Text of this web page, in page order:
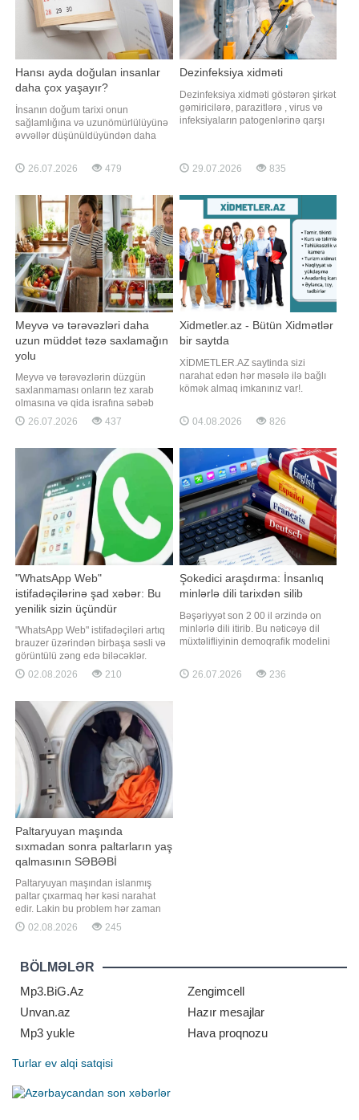
Hansı ayda doğulan insanlar
daha çox yaşayır?
İnsanın doğum tarixi onun
sağlamlığına və uzunömürlülüyünə
əvvəllər düşünüldüyündən daha
müəyyən dövründə doğulan
insanların unikal statistik
ediblər, belə ki, onların 105 yaşa
qədər yaşama ehtimalı xeyli
yüksəkdir və ölümcül xəstəliklər
26.07.2026 479
Dezinfeksiya xidməti
Dezinfeksiya xidməti göstərən şirkət
gəmiricilərə, parazitlərə , virus və
infeksiyaların patogenlərinə qarşı
Bakı və Azərbaycan üzrə yüz
yaşayış şəraiti yaradır. Dezinfeksiy
29.07.2026 835
Meyvə və tərəvəzləri daha
uzun müddət təzə saxlamağın
yolu
Meyvə və tərəvəzlərin düzgün
saxlanmaması onların tez xarab
olmasına və qida israfına səbəb
olur. Mütəxəssislər isə məhsulların
ömrünü uzatmaq üçün bir neçə
edirlər. Bütün meyvə və tərəvəzləri
soyuducuya qoymaq düzgün deyil.
Məsələn, pomidor otaq
temperaturunda, işıqda
26.07.2026 437
Xidmetler.az - Bütün Xidmətlər
bir saytda
XİDMETLER.AZ saytinda sizi
narahat edən hər məsələ ilə bağlı
kömək almaq imkanınız var!.
daimi iş sifarişi axtaran, saytımızda
tapar. Siz də qoşulun və lazım olan
problemləri bir göz qırpımında həll
edəcək. İstənilən usta axtarışın
04.08.2026 826
"WhatsApp Web"
istifadəçilərinə şad xəbər: Bu
yenilik sizin üçündür
"WhatsApp Web" istifadəçiləri artıq
brauzer üzərindən birbaşa səsli və
görüntülü zəng edə biləcəklər.
xəbər verir ki, bunun üçün ayrıca
masaüstü tətbiqini yükləməyə
həm fərdi, həm də qrup zənglərini
dəstəkləyir. Zənglər başdan-başa
şifrələnəcək və ekran paylaşımı
02.08.2026 210
Şokedici araşdırma: İnsanlıq
minlərlə dili tarixdən silib
Bəşəriyyət son 2 00 il ərzində on
minlərlə dili itirib. Bu nəticəyə dil
müxtəlifliyinin demoqrafik modelini
dilçiləri gəliblər. xəbər verir ki,
tədqiqatın nəticələri "Science"
26.07.2026 236
Paltaryuyan maşında
sıxmadan sonra paltarların yaş
qalmasının SƏBƏBİ
Paltaryuyan maşından islanmış
paltar çıxarmaq hər kəsi narahat
edir. Lakin bu problem hər zaman
ciddi nasazlıqdan xəbər vermir. Bir
çox hallarda səbəbi özünüz
bilərsiniz. xarici mediaya istinadən
xəbər verir ki, ilk növbədə
təhlükəsizlik qaydalarına əməl edin.
Maşını elektri
02.08.2026 245
BÖLMƏLƏR
Mp3.BiG.Az
Zengimcell
Unvan.az
Hazır mesajlar
Mp3 yukle
Hava proqnozu
Turlar ev alqi satqisi